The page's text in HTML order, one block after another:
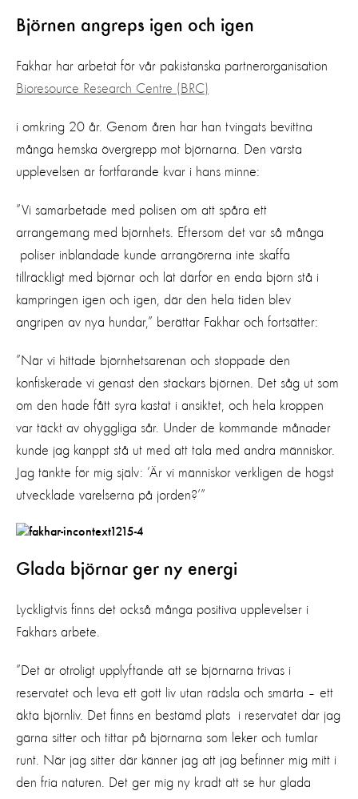
Björnen angreps igen och igen
Fakhar har arbetat för vår pakistanska partnerorganisation
Bioresource Research Centre (BRC)
i omkring 20 år. Genom åren har han tvingats bevittna
många hemska övergrepp mot björnarna. Den värsta
upplevelsen är fortfarande kvar i hans minne:
”Vi samarbetade med polisen om att spåra ett
arrangemang med björnhets. Eftersom det var så många
poliser inblandade kunde arrangörerna inte skaffa
tillräckligt med björnar och lät därför en enda björn stå i
kampringen igen och igen, där den hela tiden blev
angripen av nya hundar,” berättar Fakhar och fortsätter:
”När vi hittade björnhetsarenan och stoppade den
konfiskerade vi genast den stackars björnen. Det såg ut som
om den hade fått syra kastat i ansiktet, och hela kroppen
var täckt av ohyggliga sår. Under de kommande månader
kunde jag kanppt stå ut med att tala med andra människor.
Jag tänkte för mig själv: ’Är vi människor verkligen de högst
utvecklade varelserna på jorden?’”
Glada björnar ger ny energi
Lyckligtvis finns det också många positiva upplevelser i
Fakhars arbete.
”Det är otroligt upplyftande att se björnarna trivas i
reservatet och leva ett gott liv utan rädsla och smärta – ett
äkta björnliv. Det finns en bestämd plats i reservatet där jag
gärna sitter och tittar på björnarna som leker och tumlar
runt. När jag sitter där känner jag att jag befinner mig mitt i
den fria naturen. Det ger mig ny kradt att se hur glada